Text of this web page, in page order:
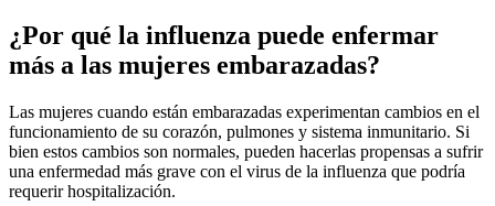
¿Por qué la influenza puede enfermar
más a las mujeres embarazadas?
Las mujeres cuando están embarazadas experimentan cambios en el
funcionamiento de su corazón, pulmones y sistema inmunitario. Si
bien estos cambios son normales, pueden hacerlas propensas a sufrir
una enfermedad más grave con el virus de la influenza que podría
requerir hospitalización.